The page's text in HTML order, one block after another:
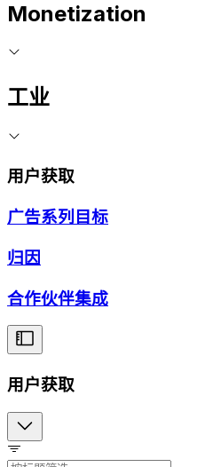
Monetization
工业
用户获取
广告系列目标
归因
合作伙伴集成
用户获取